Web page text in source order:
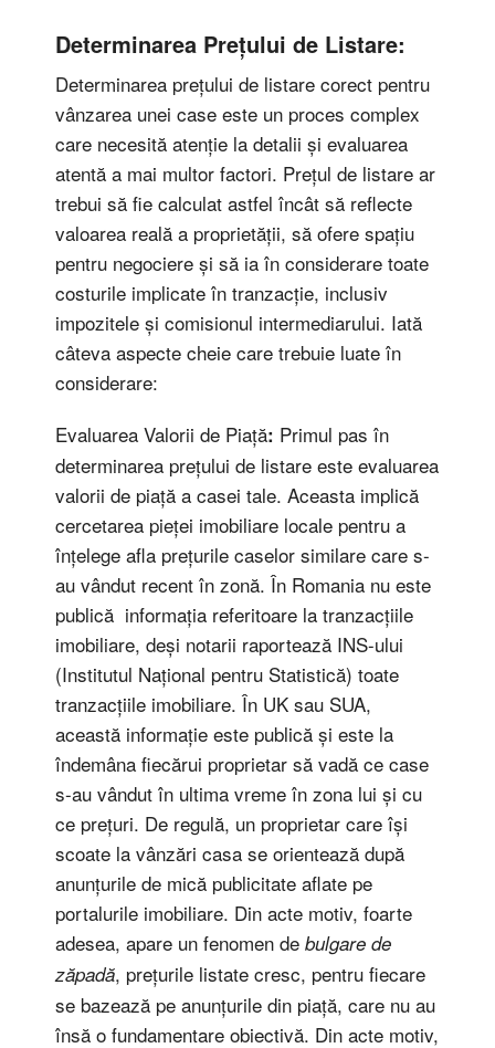
Determinarea Prețului de Listare:
Determinarea prețului de listare corect pentru
vânzarea unei case este un proces complex
care necesită atenție la detalii și evaluarea
atentă a mai multor factori. Prețul de listare ar
trebui să fie calculat astfel încât să reflecte
valoarea reală a proprietății, să ofere spațiu
pentru negociere și să ia în considerare toate
costurile implicate în tranzacție, inclusiv
impozitele și comisionul intermediarului. Iată
câteva aspecte cheie care trebuie luate în
considerare:
Evaluarea Valorii de Piață: Primul pas în
determinarea prețului de listare este evaluarea
valorii de piață a casei tale. Aceasta implică
cercetarea pieței imobiliare locale pentru a
înțelege afla prețurile caselor similare care s-
au vândut recent în zonă. În Romania nu este
publică informația referitoare la tranzacțiile
imobiliare, deși notarii raportează INS-ului
(Institutul Național pentru Statistică) toate
tranzacțiile imobiliare. În UK sau SUA,
această informație este publică și este la
îndemâna fiecărui proprietar să vadă ce case
s-au vândut în ultima vreme în zona lui și cu
ce prețuri. De regulă, un proprietar care își
scoate la vânzări casa se orientează după
anunțurile de mică publicitate aflate pe
portalurile imobiliare. Din acte motiv, foarte
adesea, apare un fenomen de bulgare de
zăpadă, prețurile listate cresc, pentru fiecare
se bazează pe anunțurile din piață, care nu au
însă o fundamentare obiectivă. Din acte motiv,